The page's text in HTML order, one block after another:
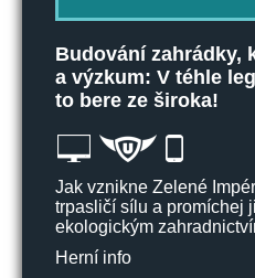
Budování zahrádky,
a výzkum: V téhle
to bere ze široka!
Jak vznikne Zelené
trpasličí sílu a promíchej
ekologickým
Herní info